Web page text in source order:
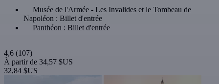
Musée de l'Armée - Les Invalides et le Tombeau de
Napoléon : Billet d'entrée
Panthéon : Billet d'entrée
4,6 (107)
À partir de 34,57 $US
32,84 $US